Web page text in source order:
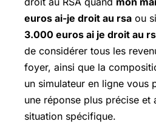
euros ai-je droit au rsa ou si
3.000 euros ai je droit au
de considérer tous les
foyer, ainsi que la
un simulateur en ligne vous
une réponse plus précise et
situation spécifique.